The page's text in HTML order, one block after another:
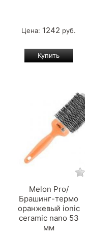
Цена: 1242 руб.
Melon Pro/
Брашинг-термо
оранжевый ionic
ceramic nano 53
мм